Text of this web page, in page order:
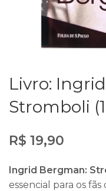
Livro:
Stromboli
R$ 19,90
Ingrid Bergman:
essencial para os